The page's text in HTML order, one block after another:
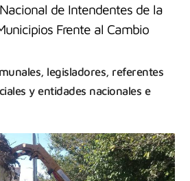
de Intendentes de la
Frente al Cambio
legisladores, referentes
y entidades nacionales e